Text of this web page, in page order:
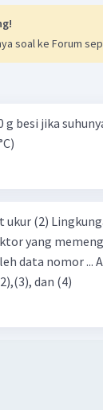
dengan
(m)
10-6)
adalah 0,84 𝞨.
soal ke Forum
besi jika
(2)
yang
dan (2) B. (1) dan (3) C. (1)
dan (3) E. (1), (2),(3), dan (4)